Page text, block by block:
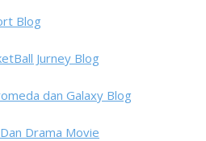
Blog
Jurney Blog
dan Galaxy Blog
Drama Movie